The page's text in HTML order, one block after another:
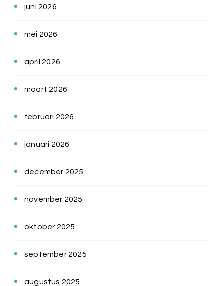
juni 2026
mei 2026
april 2026
maart 2026
februari 2026
januari 2026
december 2025
november 2025
oktober 2025
september 2025
augustus 2025